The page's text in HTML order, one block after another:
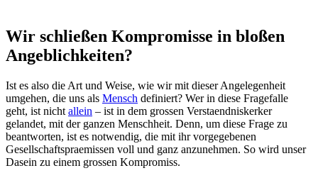
Wir schließen Kompromisse in bloßen
Angeblichkeiten?
Ist es also die Art und Weise, wie wir mit dieser Angelegenheit
umgehen, die uns als Mensch definiert? Wer in diese Fragefalle
geht, ist nicht allein – ist in dem grossen Verstaendniskerker
gelandet, mit der ganzen Menschheit. Denn, um diese Frage zu
beantworten, ist es notwendig, die mit ihr vorgegebenen
Gesellschaftspraemissen voll und ganz anzunehmen. So wird unser
Dasein zu einem grossen Kompromiss.